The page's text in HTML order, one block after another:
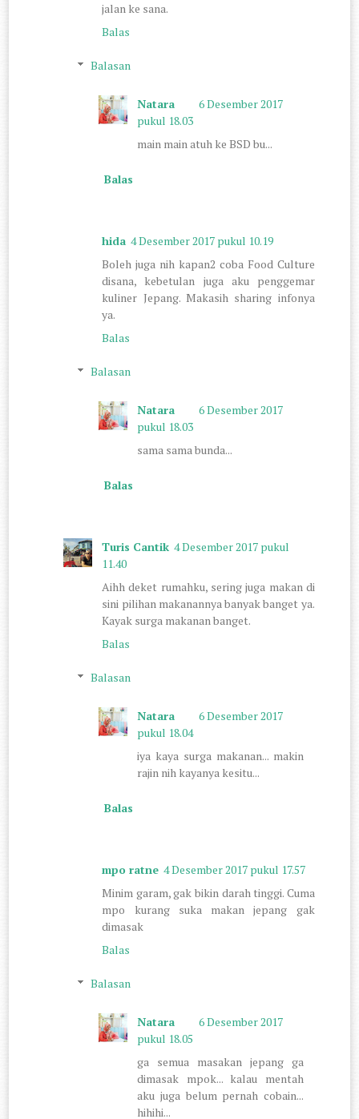
jalan ke sana.
Balas
Balasan
Natara
6 Desember 2017
pukul 18.03
main main atuh ke BSD bu...
Balas
hida 4 Desember 2017 pukul 10.19
Boleh juga nih kapan2 coba Food Culture
disana, kebetulan juga aku penggemar
kuliner Jepang. Makasih sharing infonya
ya.
Balas
Balasan
Natara
6 Desember 2017
pukul 18.03
sama sama bunda...
Balas
Turis Cantik 4 Desember 2017 pukul
11.40
Aihh deket rumahku, sering juga makan di
sini pilihan makanannya banyak banget ya.
Kayak surga makanan banget.
Balas
Balasan
Natara
6 Desember 2017
pukul 18.04
iya kaya surga makanan... makin
rajin nih kayanya kesitu...
Balas
mpo ratne 4 Desember 2017 pukul 17.57
Minim garam, gak bikin darah tinggi. Cuma
mpo kurang suka makan jepang gak
dimasak
Balas
Balasan
Natara
6 Desember 2017
pukul 18.05
ga semua masakan jepang ga
dimasak mpok... kalau mentah
aku juga belum pernah cobain...
hihihi...